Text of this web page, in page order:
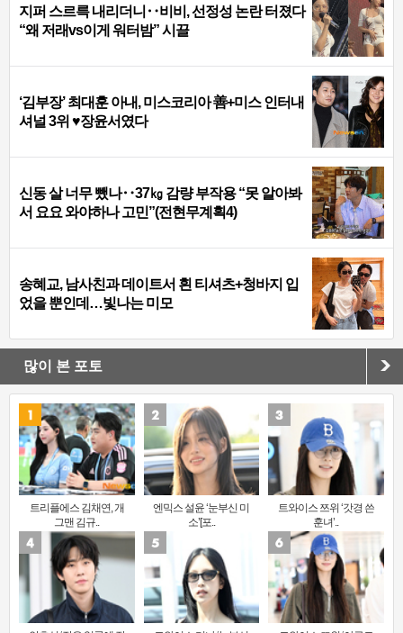
지퍼 스르륵 내리더니‥비비, 선정성 논란 터졌다
“왜 저래vs이게 워터밤” 시끌
‘김부장’ 최대훈 아내, 미스코리아 善+미스 인터내
셔널 3위 ♥장윤서였다
신동 살 너무 뺐나‥37㎏ 감량 부작용 “못 알아봐
서 요요 와야하나 고민”(전현무계획4)
송혜교, 남사친과 데이트서 흰 티셔츠+청바지 입
었을 뿐인데…빛나는 미모
많이 본 포토
트리플에스 김채연, 개
그맨 김규..
엔믹스 설윤 ‘눈부신 미
소’[포..
트와이스 쯔위 ‘갓경 쓴
훈녀’..